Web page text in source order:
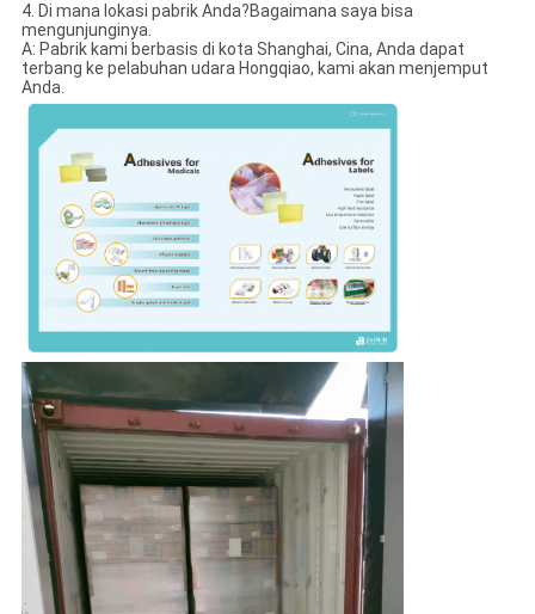
4. Di mana lokasi pabrik Anda?Bagaimana saya bisa
mengunjunginya.
A: Pabrik kami berbasis di kota Shanghai, Cina, Anda dapat
terbang ke pelabuhan udara Hongqiao, kami akan menjemput
Anda.